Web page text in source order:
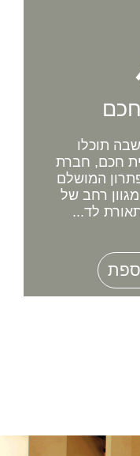
תוכלו
חכם, חברת
המושלם
רחב של
לד...